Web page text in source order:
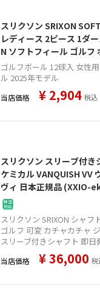
スリクソン SRIXON
レディース 2ピース 1ダ
N ソフトフィール ゴルフ
2025年モデル
ゴルフボール 12球入 女性
ル 2025年モデル
当店価格 ¥ 2,904 税込
スリクソン スリーブ付き
ケミカル VANQUISH VV
ヴィ 日本正規品 (XXIO-
／Z765／Z565)
スリクソン SRIXON シャフ
ゴルフ 可変 カチャカチャ
スリーブ付きシャフト 即
当店価格 ¥36,000 税